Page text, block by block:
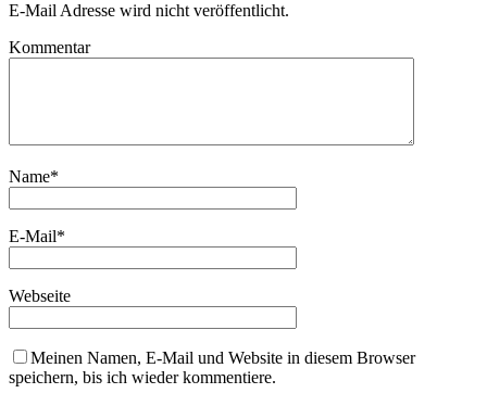
E-Mail Adresse wird nicht veröffentlicht.
Kommentar
Name*
E-Mail*
Webseite
Meinen Namen, E-Mail und Website in diesem Browser
speichern, bis ich wieder kommentiere.